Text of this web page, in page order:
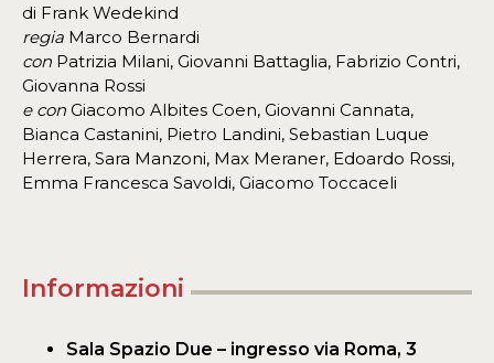
di Frank Wedekind
regia Marco Bernardi
con Patrizia Milani, Giovanni Battaglia, Fabrizio Contri,
Giovanna Rossi
e con Giacomo Albites Coen, Giovanni Cannata,
Bianca Castanini, Pietro Landini, Sebastian Luque
Herrera, Sara Manzoni, Max Meraner, Edoardo Rossi,
Emma Francesca Savoldi, Giacomo Toccaceli
Informazioni
Sala Spazio Due – ingresso via Roma, 3